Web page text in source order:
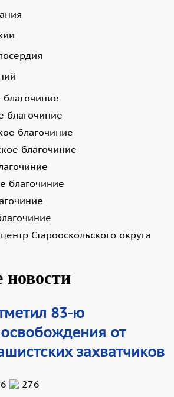
благочиние
благочиние
благочиние
благочиние
Старооскольского округа
новости
83-ю
от
захватчиков
276